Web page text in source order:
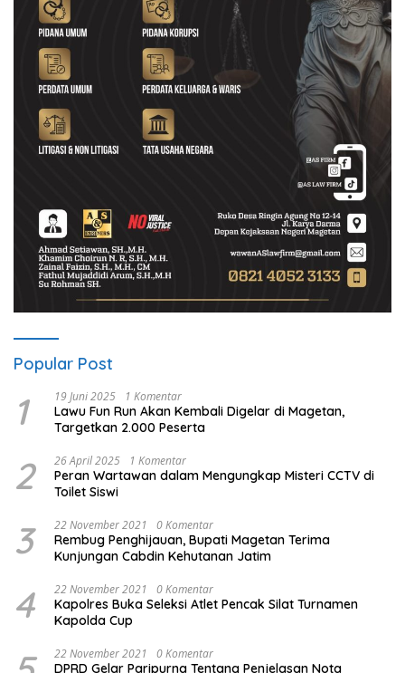
Popular Post
1 19 Juni 2025 1 Komentar
Lawu Fun Run Akan Kembali Digelar di Magetan,
Targetkan 2.000 Peserta
2 26 April 2025 1 Komentar
Peran Wartawan dalam Mengungkap Misteri CCTV di
Toilet Siswi
3 22 November 2021 0 Komentar
Rembug Penghijauan, Bupati Magetan Terima
Kunjungan Cabdin Kehutanan Jatim
4 22 November 2021 0 Komentar
Kapolres Buka Seleksi Atlet Pencak Silat Turnamen
Kapolda Cup
22 November 2021 0 Komentar
DPRD Gelar Paripurna Tentang Penjelasan Nota